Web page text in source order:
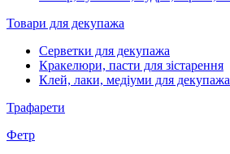
Товари для декупажа
Серветки для декупажа
Кракелюри, пасти для зістарення
Клей, лаки, медіуми для декупажа
Трафарети
Фетр